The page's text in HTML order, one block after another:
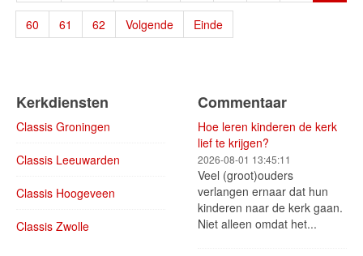
60 61 62 Volgende Einde
Kerkdiensten
Classis Groningen
Classis Leeuwarden
Classis Hoogeveen
Classis Zwolle
Commentaar
Hoe leren kinderen de kerk
lief te krijgen?
2026-08-01 13:45:11
Veel (groot)ouders
verlangen ernaar dat hun
kinderen naar de kerk gaan.
Niet alleen omdat het...